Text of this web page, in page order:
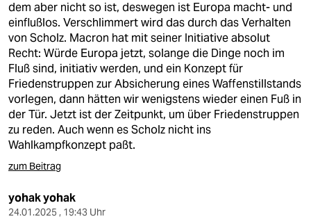
dem aber nicht so ist, deswegen ist Europa macht- und
einflußlos. Verschlimmert wird das durch das Verhalten
von Scholz. Macron hat mit seiner Initiative absolut
Recht: Würde Europa jetzt, solange die Dinge noch im
Fluß sind, initiativ werden, und ein Konzept für
Friedenstruppen zur Absicherung eines Waffenstillstands
vorlegen, dann hätten wir wenigstens wieder einen Fuß in
der Tür. Jetzt ist der Zeitpunkt, um über Friedenstruppen
zu reden. Auch wenn es Scholz nicht ins
Wahlkampfkonzept paßt.
zum Beitrag
yohak yohak
24.01.2025 , 19:43 Uhr